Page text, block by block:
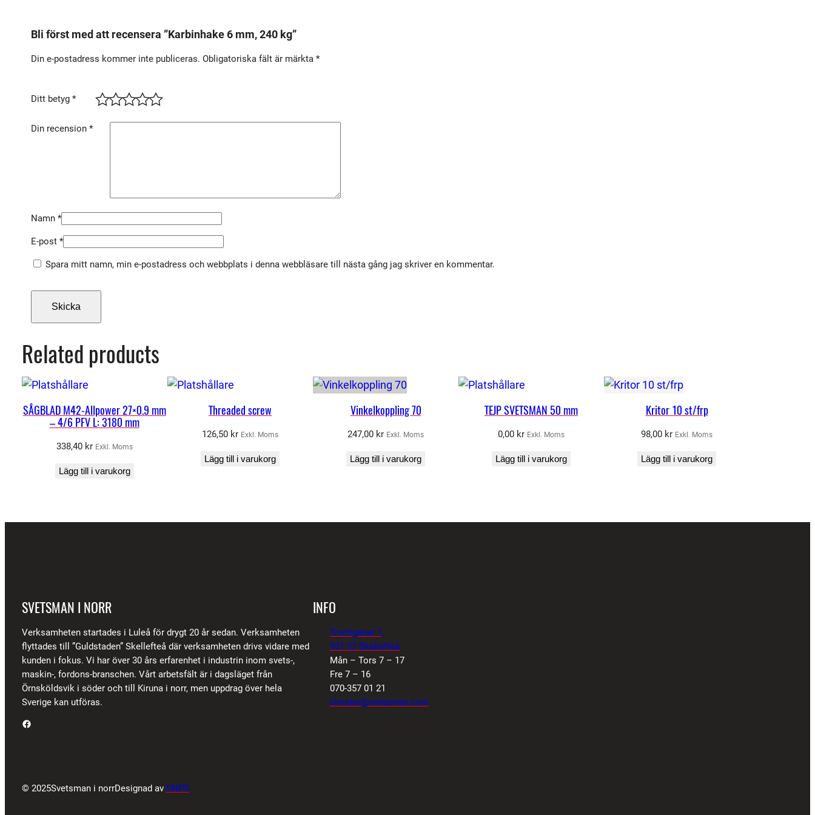
Bli först med att recensera ”Karbinhake 6 mm, 240 kg”
Din e-postadress kommer inte publiceras. Obligatoriska fält är märkta *
Ditt betyg *
Din recension *
Namn *
E-post *
Spara mitt namn, min e-postadress och webbplats i denna webbläsare till nästa gång jag skriver en kommentar.
Related products
SÅGBLAD M42-Allpower 27×0.9 mm
– 4/6 PFV L: 3180 mm
338,40 kr Exkl. Moms
Lägg till i varukorg
Threaded screw
126,50 kr Exkl. Moms
Lägg till i varukorg
Vinkelkoppling 70
247,00 kr Exkl. Moms
Lägg till i varukorg
TEJP SVETSMAN 50 mm
0,00 kr Exkl. Moms
Lägg till i varukorg
Kritor 10 st/frp
98,00 kr Exkl. Moms
Lägg till i varukorg
SVETSMAN I NORR
Verksamheten startades i Luleå för drygt 20 år sedan. Verksamheten
flyttades till ”Guldstaden” Skellefteå där verksamheten drivs vidare med
kunden i fokus. Vi har över 30 års erfarenhet i industrin inom svets-,
maskin-, fordons-branschen. Vårt arbetsfält är i dagsläget från
Örnsköldsvik i söder och till Kiruna i norr, men uppdrag över hela
Sverige kan utföras.
Facebook
INFO
Truckgatan 1,
931 27 Skellefteå
Mån – Tors 7 – 17
Fre 7 – 16
070-357 01 21
christer@svetsman.com
© 2025Svetsman i norrDesignad av SNPS